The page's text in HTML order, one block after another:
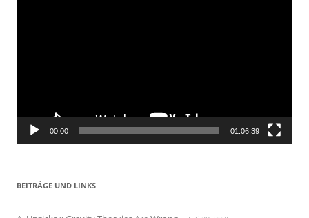
00:00 01:06:39
BEITRÄGE UND LINKS